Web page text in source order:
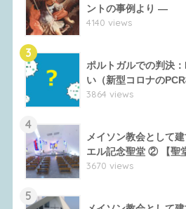
ントの事例より ―
4140 views
3
ポルトガルでの判決
い（新型コロナの
3864 views
4
メイソン教会として
エル記念聖堂 ② 【聖
3670 views
5